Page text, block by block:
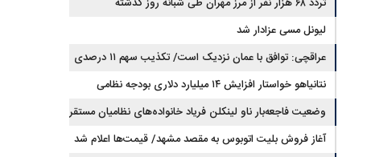
لیونل مسی عزادار شد
عراقچی: توافق با عمان نزدیک است/ تکذیب سهم ۱۱ درصدی
ایران از خزر
نتانیاهو خواستار افزایش ۱۴ میلیارد دلاری بودجه نظامی
اسرائیل شد
وضعیت فاجعه‌بار ناو لینکلن فریاد خانواده‌های نظامیان مستقر
در دریا را بلند کرد
آغاز فروش بلیت اتوبوس به مقصد مشهد/ قیمت‌ها اعلام شد